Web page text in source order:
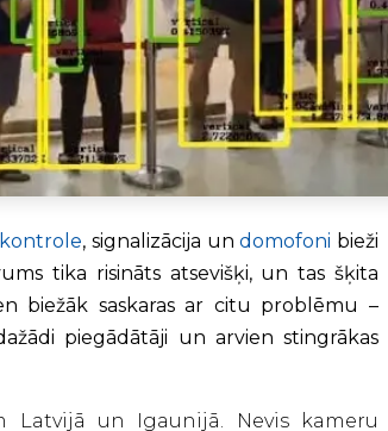
, signalizācija undomofoni bieži
tika risināts atsevišķi, un tas šķita
biežāk saskaras ar citu problēmu –
piegādātāji un arvien stingrākas
un Igaunijā. Nevis kameru